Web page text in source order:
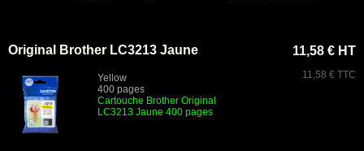
Original Brother LC3213 Jaune
Yellow
400 pages
Cartouche Brother Original
LC3213 Jaune 400 pages
11,58 € HT
11,58 € TTC